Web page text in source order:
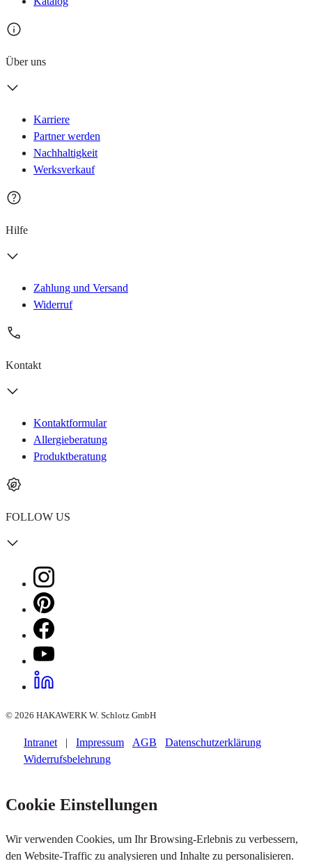
Über uns
Karriere
Partner werden
Nachhaltigkeit
Werksverkauf
Hilfe
Zahlung und Versand
Widerruf
Kontakt
Kontaktformular
Allergieberatung
Produktberatung
FOLLOW US
© 2026 HAKAWERK W. Schlotz GmbH
Intranet | Impressum AGB
Datenschutzerklärung
Widerrufsbelehrung
Cookie Einstellungen
Wir verwenden Cookies, um Ihr Browsing-Erlebnis zu verbessern,
den Website-Traffic zu analysieren und Inhalte zu personalisieren.